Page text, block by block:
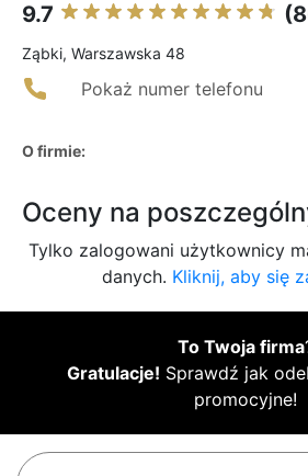
9.7
Ząbki, Warszawska 48
Pokaż numer telefonu
O firmie:
Oceny na
Tylko zalogowani użytkownicy
danych. Kliknij, aby się
To Twoja firma
Gratulacje! Sprawdź jak
promocyjne!